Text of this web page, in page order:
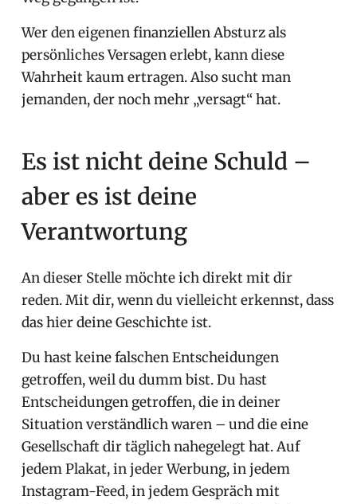
Wer den eigenen finanziellen Absturz als
persönliches Versagen erlebt, kann diese
Wahrheit kaum ertragen. Also sucht man
jemanden, der noch mehr „versagt“ hat.
Es ist nicht deine Schuld –
aber es ist deine
Verantwortung
An dieser Stelle möchte ich direkt mit dir
reden. Mit dir, wenn du vielleicht erkennst, dass
das hier deine Geschichte ist.
Du hast keine falschen Entscheidungen
getroffen, weil du dumm bist. Du hast
Entscheidungen getroffen, die in deiner
Situation verständlich waren – und die eine
Gesellschaft dir täglich nahegelegt hat. Auf
jedem Plakat, in jeder Werbung, in jedem
Instagram-Feed, in jedem Gespräch mit